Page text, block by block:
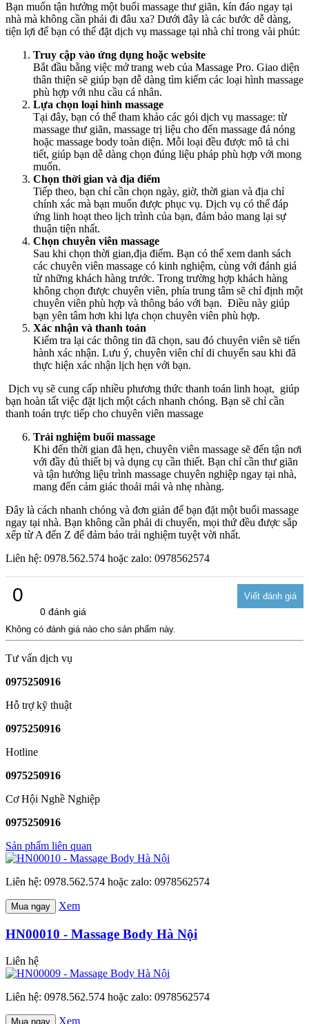
Bạn muốn tận hưởng một buổi massage thư giãn, kín đáo ngay tại
nhà mà không cần phải đi đâu xa? Dưới đây là các bước dễ dàng,
tiện lợi để bạn có thể đặt dịch vụ massage tại nhà chỉ trong vài phút:
Truy cập vào ứng dụng hoặc website
Bắt đầu bằng việc mở trang web của Massage Pro. Giao diện
thân thiện sẽ giúp bạn dễ dàng tìm kiếm các loại hình massage
phù hợp với nhu cầu cá nhân.
Lựa chọn loại hình massage
Tại đây, bạn có thể tham khảo các gói dịch vụ massage: từ
massage thư giãn, massage trị liệu cho đến massage đá nóng
hoặc massage body toàn diện. Mỗi loại đều được mô tả chi
tiết, giúp bạn dễ dàng chọn đúng liệu pháp phù hợp với mong
muốn.
Chọn thời gian và địa điểm
Tiếp theo, bạn chỉ cần chọn ngày, giờ, thời gian và địa chỉ
chính xác mà bạn muốn được phục vụ. Dịch vụ có thể đáp
ứng linh hoạt theo lịch trình của bạn, đảm bảo mang lại sự
thuận tiện nhất.
Chọn chuyên viên massage
Sau khi chọn thời gian,địa điểm. Bạn có thể xem danh sách
các chuyên viên massage có kinh nghiệm, cùng với đánh giá
từ những khách hàng trước. Trong trường hợp khách hàng
không chọn được chuyên viên, phía trung tâm sẽ chỉ định một
chuyên viên phù hợp và thông báo với bạn. Điều này giúp
bạn yên tâm hơn khi lựa chọn chuyên viên phù hợp.
Xác nhận và thanh toán
Kiểm tra lại các thông tin đã chọn, sau đó chuyên viên sẽ tiến
hành xác nhận. Lưu ý, chuyên viên chỉ di chuyển sau khi đã
thực hiện xác nhận lịch hẹn với bạn.
Dịch vụ sẽ cung cấp nhiều phương thức thanh toán linh hoạt, giúp
bạn hoàn tất việc đặt lịch một cách nhanh chóng. Bạn sẽ chỉ cần
thanh toán trực tiếp cho chuyên viên massage
Trải nghiệm buổi massage
Khi đến thời gian đã hẹn, chuyên viên massage sẽ đến tận nơi
với đầy đủ thiết bị và dụng cụ cần thiết. Bạn chỉ cần thư giãn
và tận hưởng liệu trình massage chuyên nghiệp ngay tại nhà,
mang đến cảm giác thoải mái và nhẹ nhàng.
Đây là cách nhanh chóng và đơn giản để bạn đặt một buổi massage
ngay tại nhà. Bạn không cần phải di chuyển, mọi thứ đều được sắp
xếp từ A đến Z để đảm bảo trải nghiệm tuyệt vời nhất.
Liên hệ: 0978.562.574 hoặc zalo: 0978562574
0
0 đánh giá
Không có đánh giá nào cho sản phẩm này.
Tư vấn dịch vụ
0975250916
Hỗ trợ kỹ thuật
0975250916
Hotline
0975250916
Cơ Hội Nghề Nghiệp
0975250916
Sản phẩm liên quan
Liên hệ: 0978.562.574 hoặc zalo: 0978562574
Mua ngay Xem
HN00010 - Massage Body Hà Nội
Liên hệ
Liên hệ: 0978.562.574 hoặc zalo: 0978562574
Mua ngay Xem